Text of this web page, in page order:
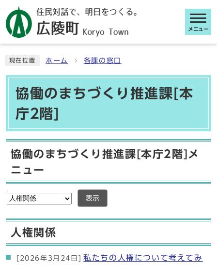
メニュー
現在位置 ホーム 各課の窓口
協働のまちづくり推進課[本
庁2階]
協働のまちづくり推進課[本庁2階]メ
ニュー
表示
人権関係
[2026年3月24日]
私たちの人権について考えてみ